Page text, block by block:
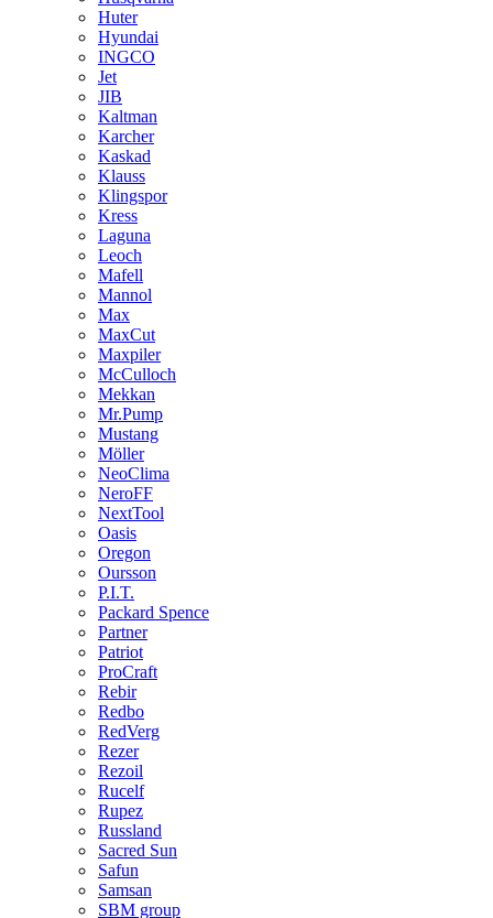
Huter
Hyundai
INGCO
Jet
JIB
Kaltman
Karcher
Kaskad
Klauss
Klingspor
Kress
Laguna
Leoch
Mafell
Mannol
Max
MaxCut
Maxpiler
McCulloch
Mekkan
Mr.Pump
Mustang
Möller
NeoClima
NeroFF
NextTool
Oasis
Oregon
Oursson
P.I.T.
Packard Spence
Partner
Patriot
ProCraft
Rebir
Redbo
RedVerg
Rezer
Rezoil
Rucelf
Rupez
Russland
Sacred Sun
Safun
Samsan
SBM group